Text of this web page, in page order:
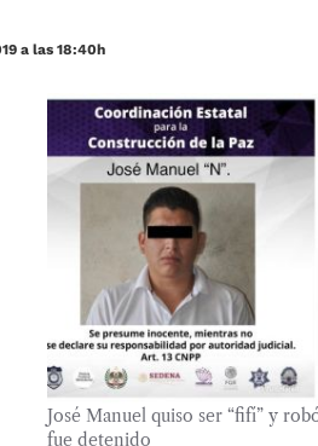
a las 18:40h
José Manuel quiso ser “fifí” y
fue detenido